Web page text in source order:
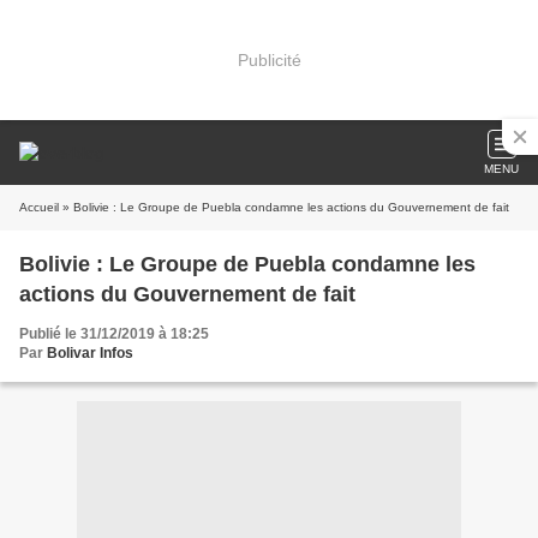
Publicité
MENU
Accueil » Bolivie : Le Groupe de Puebla condamne les actions du Gouvernement de fait
Bolivie : Le Groupe de Puebla condamne les
actions du Gouvernement de fait
Publié le 31/12/2019 à 18:25
Par Bolivar Infos